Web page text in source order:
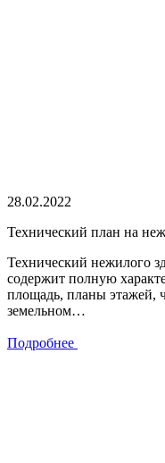
28.02.2022
Технический план на
Технический нежилого
содержит полную
площадь, планы этажей,
земельном…
Подробнее